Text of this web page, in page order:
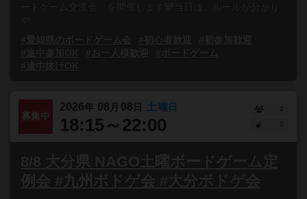
ードゲーム交流会」を開催します🐼当日は、ルールが分かり
や...
#愛知県のボードゲーム会
#初心者歓迎
#初参加歓迎
#途中参加OK
#お一人様歓迎
#ボードゲーム
#途中抜けOK
募集中
2026年 08 月 08 日 土 曜日
18:15～22:00
2
8/8 大分県 NAGO土曜ボードゲーム定
例会 #九州ボドゲ会 #大分ボドゲ会